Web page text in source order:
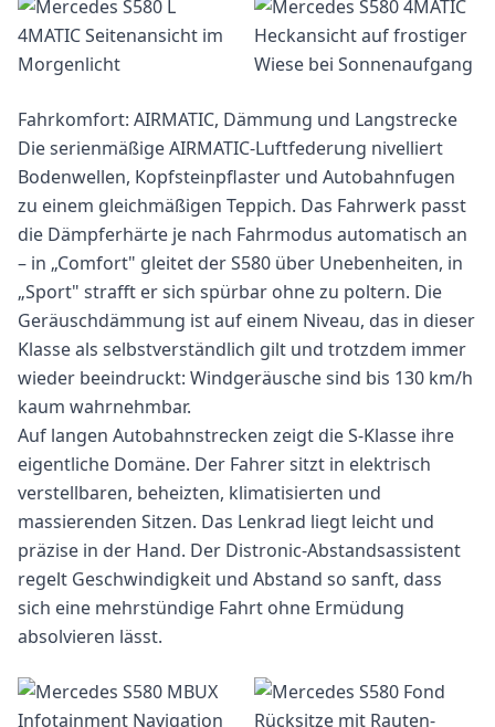
Fahrkomfort: AIRMATIC, Dämmung und Langstrecke
Die serienmäßige AIRMATIC-Luftfederung nivelliert
Bodenwellen, Kopfsteinpflaster und Autobahnfugen
zu einem gleichmäßigen Teppich. Das Fahrwerk passt
die Dämpferhärte je nach Fahrmodus automatisch an
– in „Comfort" gleitet der S580 über Unebenheiten, in
„Sport" strafft er sich spürbar ohne zu poltern. Die
Geräuschdämmung ist auf einem Niveau, das in dieser
Klasse als selbstverständlich gilt und trotzdem immer
wieder beeindruckt: Windgeräusche sind bis 130 km/h
kaum wahrnehmbar.
Auf langen Autobahnstrecken zeigt die S-Klasse ihre
eigentliche Domäne. Der Fahrer sitzt in elektrisch
verstellbaren, beheizten, klimatisierten und
massierenden Sitzen. Das Lenkrad liegt leicht und
präzise in der Hand. Der Distronic-Abstandsassistent
regelt Geschwindigkeit und Abstand so sanft, dass
sich eine mehrstündige Fahrt ohne Ermüdung
absolvieren lässt.